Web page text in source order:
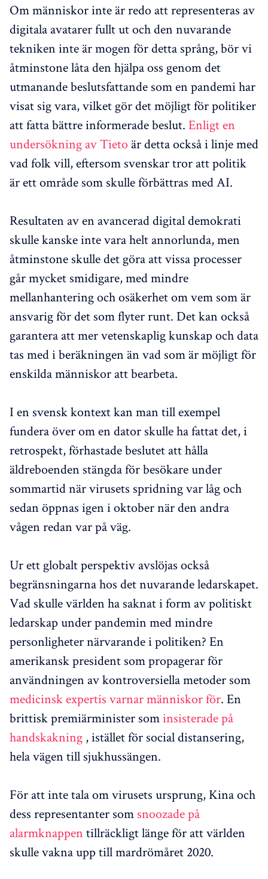
Om människor inte är redo att representeras av
digitala avatarer fullt ut och den nuvarande
tekniken inte är mogen för detta språng, bör vi
åtminstone låta den hjälpa oss genom det
utmanande beslutsfattande som en pandemi har
visat sig vara, vilket gör det möjligt för politiker
att fatta bättre informerade beslut. Enligt en
undersökning av Tieto är detta också i linje med
vad folk vill, eftersom svenskar tror att politik
är ett område som skulle förbättras med AI.
Resultaten av en avancerad digital demokrati
skulle kanske inte vara helt annorlunda, men
åtminstone skulle det göra att vissa processer
går mycket smidigare, med mindre
mellanhantering och osäkerhet om vem som är
ansvarig för det som flyter runt. Det kan också
garantera att mer vetenskaplig kunskap och data
tas med i beräkningen än vad som är möjligt för
enskilda människor att bearbeta.
I en svensk kontext kan man till exempel
fundera över om en dator skulle ha fattat det, i
retrospekt, förhastade beslutet att hålla
äldreboenden stängda för besökare under
sommartid när virusets spridning var låg och
sedan öppnas igen i oktober när den andra
vågen redan var på väg.
Ur ett globalt perspektiv avslöjas också
begränsningarna hos det nuvarande ledarskapet.
Vad skulle världen ha saknat i form av politiskt
ledarskap under pandemin med mindre
personligheter närvarande i politiken? En
amerikansk president som propagerar för
användningen av kontroversiella metoder som
medicinsk expertis varnar människor för. En
brittisk premiärminister sominsisterade på
handskakning , istället för social distansering,
hela vägen till sjukhussängen.
För att inte tala om virusets ursprung, Kina och
dess representanter som snoozade på
alarmknappen tillräckligt länge för att världen
skulle vakna upp till mardrömåret 2020.